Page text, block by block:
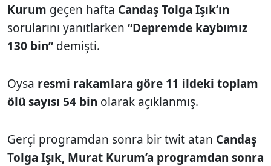
Kurum geçen hafta Candaş Tolga Işık’ın
sorularını yanıtlarken “Depremde kaybımız
130 bin”demişti.
Oysa resmi rakamlara göre 11 ildeki toplam
ölü sayısı 54 bin olarak açıklanmış.
Gerçi programdan sonra bir twit atan Candaş
Tolga Işık, Murat Kurum’a programdan sonra